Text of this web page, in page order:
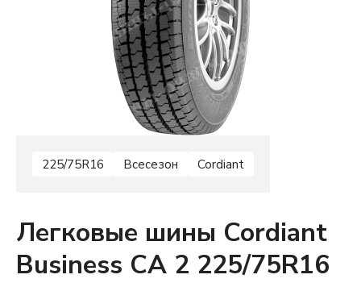
225/75R16 Всесезон Cordiant
Легковые шины Cordiant
Business CA 2 225/75R16